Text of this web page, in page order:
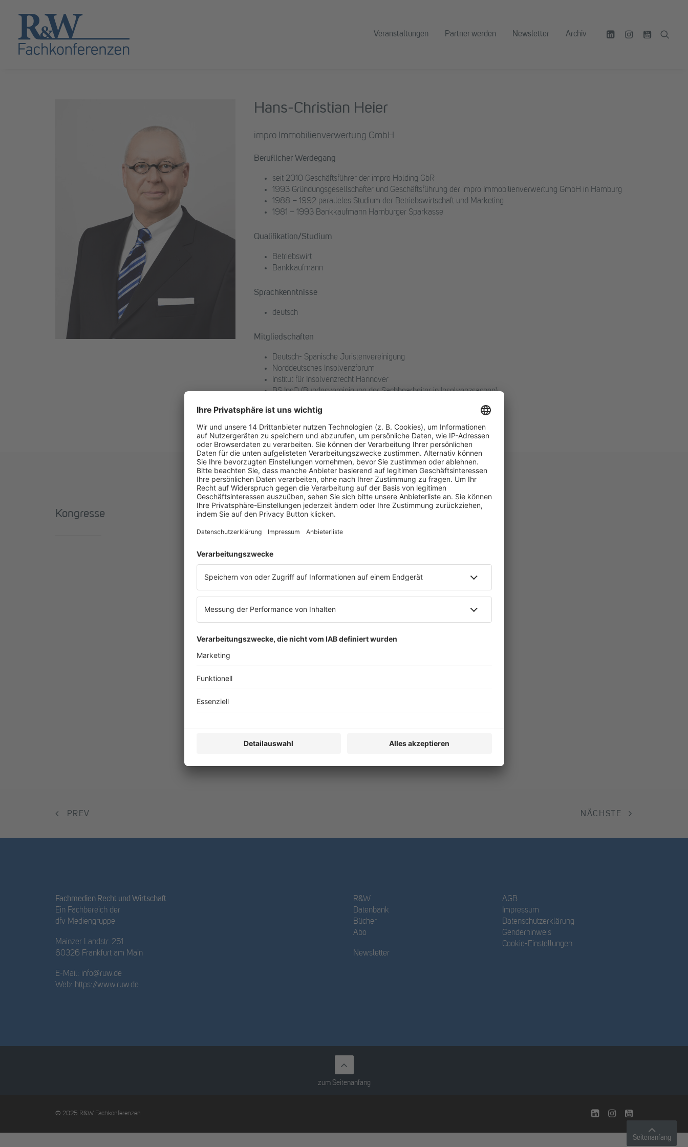
Veranstaltungen Partner werden Newsletter Archiv
Hans-Christian Heier
impro Immobilienverwertung GmbH
Beruflicher Werdegang
seit 2010 Geschäftsführer der impro Holding GbR
1993 Gründungsgesellschafter und Geschäftsführung der impro Immobilienverwertung GmbH in Hamburg
1988 – 1992 paralleles Studium der Betriebswirtschaft und Marketing
1981 – 1993 Bankkaufmann Hamburger Sparkasse
Qualifikation/Studium
Betriebswirt
Bankkaufmann
Sprachkenntnisse
deutsch
Mitgliedschaften
Deutsch- Spanische Juristenvereinigung
Norddeutsches Insolvenzforum
Institut für Insolvenzrecht Hannover
BS InsO (Bundesvereinigung der Sachbearbeiter in Insolvenzsachen)
Kongresse
PREV NÄCHSTE
Fachmedien Recht und Wirtschaft
Ein Fachbereich der
dfv Mediengruppe
Mainzer Landstr. 251
60326 Frankfurt am Main
E-Mail: info@ruw.de
Web: https://www.ruw.de
R&W
Datenbank
Bücher
Abo
Newsletter
AGB
Impressum
Datenschutzerklärung
Genderhinweis
Cookie-Einstellungen
zum Seitenanfang
© 2025 R&W Fachkonferenzen